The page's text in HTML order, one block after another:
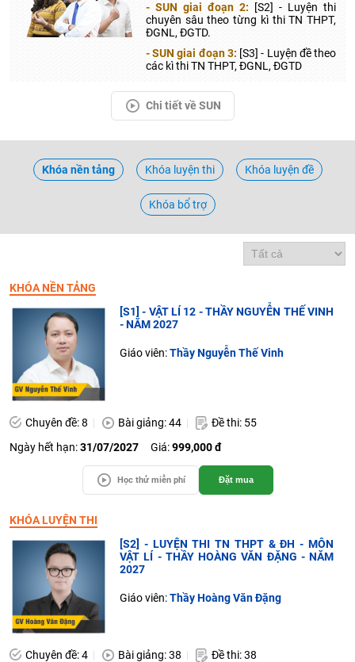
- SUN giai đoạn 2: [S2] - Luyện thi
chuyên sâu theo từng kì thi TN THPT,
ĐGNL, ĐGTD.
- SUN giai đoạn 3: [S3] - Luyện đề theo
các kì thi TN THPT, ĐGNL, ĐGTD
Chi tiết về SUN
Khóa nền tảng Khóa luyện thi Khóa luyện đề
Khóa bổ trợ
KHÓA NỀN TẢNG
[S1] - VẬT LÍ 12 - THẦY NGUYỄN THẾ VINH
- NĂM 2027
Giáo viên:Thầy Nguyễn Thế Vinh
Chuyên đề: 8 Bài giảng: 44
Đề thi: 55
Ngày hết hạn:31/07/2027 Giá:999,000 đ
Học thử miễn phí Đặt mua
KHÓA LUYỆN THI
[S2] - LUYỆN THI TN THPT & ĐH - MÔN
VẬT LÍ - THẦY HOÀNG VĂN ĐẶNG - NĂM
2027
Giáo viên:Thầy Hoàng Văn Đặng
Chuyên đề: 4 Bài giảng: 38
Đề thi: 38